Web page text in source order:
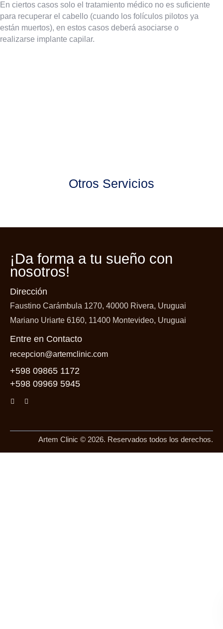
En ciertos casos solo el tratamiento médico no es suficiente
para recuperar el cabello (cuando los folículos pilotos ya
están muertos), en estos casos deberá asociarse o
realizarse implante capilar.
Otros Servicios
¡Da forma a tu sueño con
nosotros!
Dirección
Faustino Carámbula 1270, 40000 Rivera, Uruguai
Mariano Uriarte 6160, 11400 Montevideo, Uruguai
Entre en Contacto
recepcion@artemclinic.com
+598 09865 1172
+598 09969 5945
Artem Clinic © 2026. Reservados todos los derechos.